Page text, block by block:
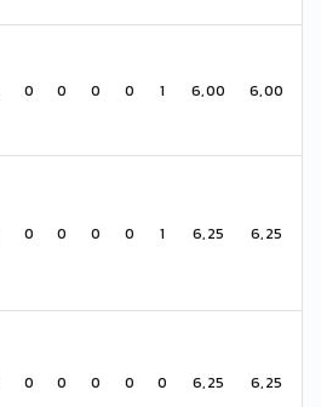
0 0 0 0 1 6,00 6,00
0 0 0 0 1 6,25 6,25
0 0 0 0 0 6,25 6,25